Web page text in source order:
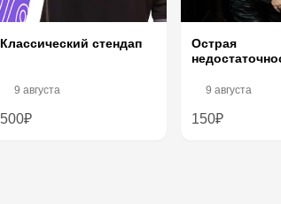
Классический стендап
9 августа
500₽
Острая
9 августа
150₽